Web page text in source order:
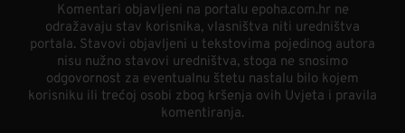
Komentari objavljeni na portalu epoha.com.hr ne
odražavaju stav korisnika, vlasništva niti uredništva
portala. Stavovi objavljeni u tekstovima pojedinog autora
nisu nužno stavovi uredništva, stoga ne snosimo
odgovornost za eventualnu štetu nastalu bilo kojem
korisniku ili trećoj osobi zbog kršenja ovih Uvjeta i pravila
komentiranja.